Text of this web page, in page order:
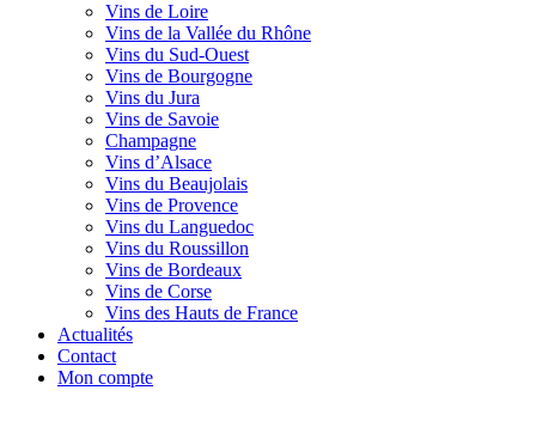
Vins de Loire
Vins de la Vallée du Rhône
Vins du Sud-Ouest
Vins de Bourgogne
Vins du Jura
Vins de Savoie
Champagne
Vins d’Alsace
Vins du Beaujolais
Vins de Provence
Vins du Languedoc
Vins du Roussillon
Vins de Bordeaux
Vins de Corse
Vins des Hauts de France
Actualités
Contact
Mon compte